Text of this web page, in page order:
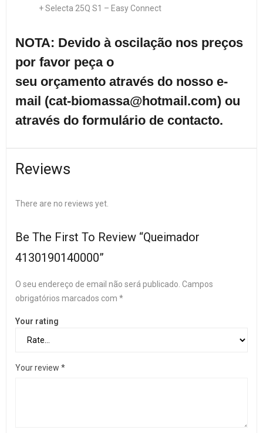
+ Selecta 25Q S1 – Easy Connect
NOTA: Devido à oscilação nos preços
por favor peça o
seu orçamento através do nosso e-
mail (cat-biomassa@hotmail.com) ou
através do formulário de contacto.
Reviews
There are no reviews yet.
Be The First To Review “Queimador
4130190140000”
O seu endereço de email não será publicado. Campos
obrigatórios marcados com *
Your rating
Your review *